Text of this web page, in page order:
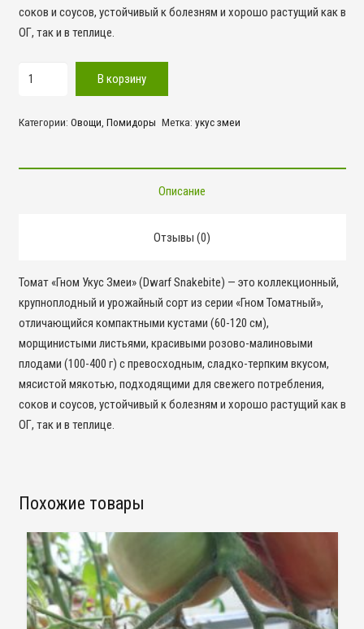
соков и соусов, устойчивый к болезням и хорошо растущий как в
ОГ, так и в теплице.
В корзину
Категории: Овощи Помидоры Метка: укус змеи
Описание
Отзывы (0)
Томат «Гном Укус Змеи» (Dwarf Snakebite) — это коллекционный,
крупноплодный и урожайный сорт из серии «Гном Томатный»,
отличающийся компактными кустами (60-120 см),
морщинистыми листьями, красивыми розово-малиновыми
плодами (100-400 г) с превосходным, сладко-терпким вкусом,
мясистой мякотью, подходящими для свежего потребления,
соков и соусов, устойчивый к болезням и хорошо растущий как в
ОГ, так и в теплице.
Похожие товары